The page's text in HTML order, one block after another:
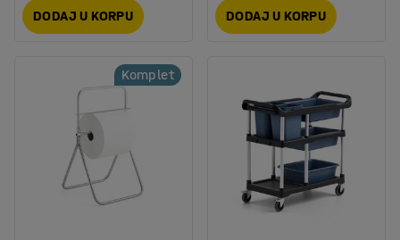
DODAJ U KORPU DODAJ U KORPU
Komplet